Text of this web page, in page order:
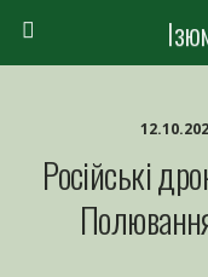
Російські